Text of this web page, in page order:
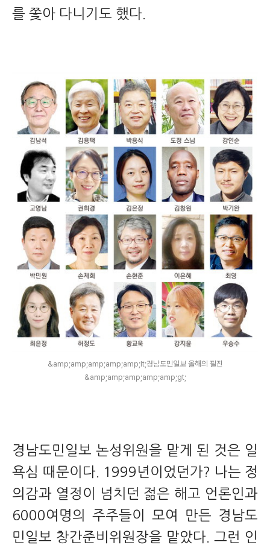
를 쫓아 다니기도 했다.
&amp;amp;amp;amp;amp;lt;경남도민일보 올해의 필진
&amp;amp;amp;amp;amp;gt;
경남도민일보 논성위원을 맡게 된 것은 일
욕심 때문이다. 1999년이었던가? 나는 정
의감과 열정이 넘치던 젊은 해고 언론인과
6000여명의 주주들이 모여 만든 경남도
민일보 창간준비위원장을 맡았다. 그런 인